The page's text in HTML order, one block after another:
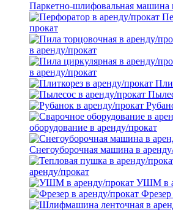
Паркетно-шлифовальная машина
прокат
в аренду/прокат
в аренду/прокат
оборудование в аренду/прокат
Снегоуборочная машина в
аренду/прокат
УШМ в
Фрезер